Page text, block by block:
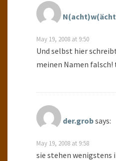
May 19, 2008 at 9:50
Und selbst hier
meinen Namen
der.grobsays:
May 19, 2008 at 9:58
sie stehen wenigstens